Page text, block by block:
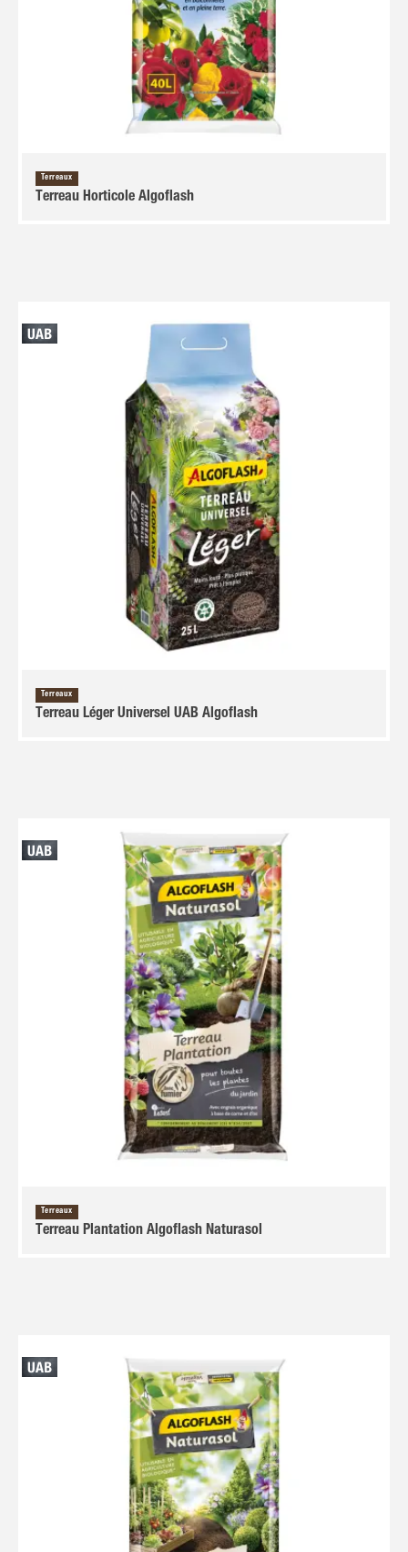
Terreaux
Terreau Horticole Algoflash
Terreaux
Terreau Léger Universel UAB Algoflash
Terreaux
Terreau Plantation Algoflash Naturasol